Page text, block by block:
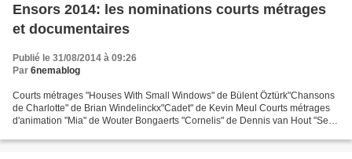
Ensors 2014: les nominations courts métrages
et documentaires
Publié le 31/08/2014 à 09:26
Par 6nemablog
Courts métrages "Houses With Small Windows" de Bülent Öztürk"Chansons
de Charlotte" de Brian Windelinckx"Cadet" de Kevin Meul Courts métrages
d'animation "Mia" de Wouter Bongaerts "Cornelis" de Dennis van Hout "See